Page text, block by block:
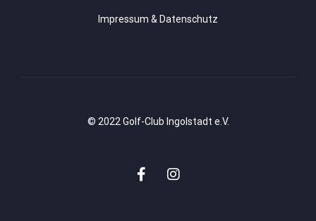
Impressum & Datenschutz
© 2022 Golf-Club Ingolstadt e.V.